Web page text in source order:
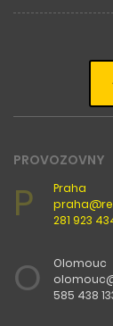
PROVOZOVNY
P
Praha
281 923
O
Olomouc
585 438